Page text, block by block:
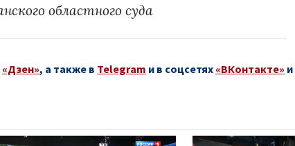
областного суда
«Дзен», а также в Telegram и в соцсетях «ВКонтакте» и